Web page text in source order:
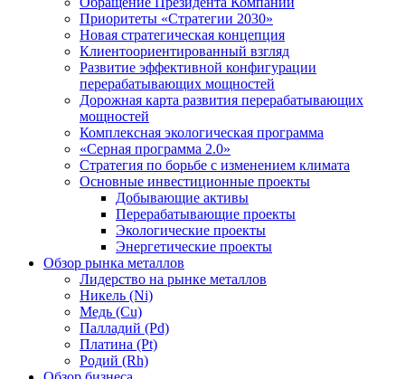
Приоритеты «Стратегии 2030»
Новая стратегическая концепция
Клиентоориентированный взгляд
Развитие эффективной конфигурации
перерабатывающих мощностей
Дорожная карта развития перерабатывающих
мощностей
Комплексная экологическая программа
«Серная программа 2.0»
Стратегия по борьбе с изменением климата
Основные инвестиционные проекты
Добывающие активы
Перерабатывающие проекты
Экологические проекты
Энергетические проекты
Обзор рынка металлов
Лидерство на рынке металлов
Никель (Ni)
Медь (Cu)
Палладий (Pd)
Платина (Pt)
Родий (Rh)